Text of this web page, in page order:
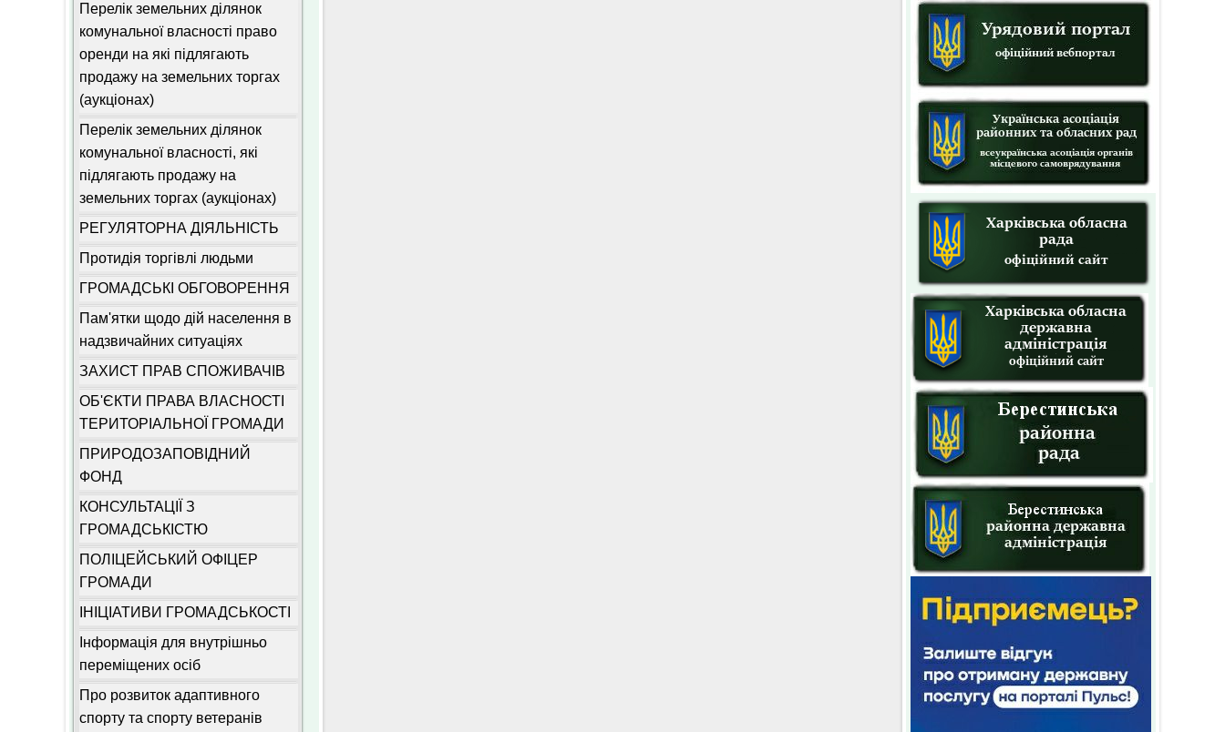
Перелік земельних ділянок
комунальної власності право
оренди на які підлягають
продажу на земельних торгах
(аукціонах)
Перелік земельних ділянок
комунальної власності, які
підлягають продажу на
земельних торгах (аукціонах)
РЕГУЛЯТОРНА ДІЯЛЬНІСТЬ
Протидія торгівлі людьми
ГРОМАДСЬКІ ОБГОВОРЕННЯ
Пам'ятки щодо дій населення в
надзвичайних ситуаціях
ЗАХИСТ ПРАВ СПОЖИВАЧІВ
ОБ'ЄКТИ ПРАВА ВЛАСНОСТІ
ТЕРИТОРІАЛЬНОЇ ГРОМАДИ
ПРИРОДОЗАПОВІДНИЙ
ФОНД
КОНСУЛЬТАЦІЇ З
ГРОМАДСЬКІСТЮ
ПОЛІЦЕЙСЬКИЙ ОФІЦЕР
ГРОМАДИ
ІНІЦІАТИВИ ГРОМАДСЬКОСТІ
Інформація для внутрішньо
переміщених осіб
Про розвиток адаптивного
спорту та спорту ветеранів